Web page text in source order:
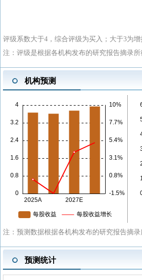
评级系数大于4，综合评级为买入；大于3为
注：评级是根据各机构发布的研究报告摘录
机构预测
注：预测数据根据各机构发布的研究报告摘
预测统计